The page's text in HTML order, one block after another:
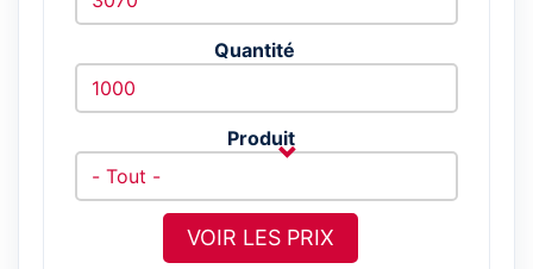
Quantité
Produit
VOIR LES PRIX